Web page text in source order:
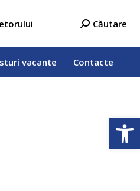
Search:
Căutare
vacante Contacte
vacante Contacte